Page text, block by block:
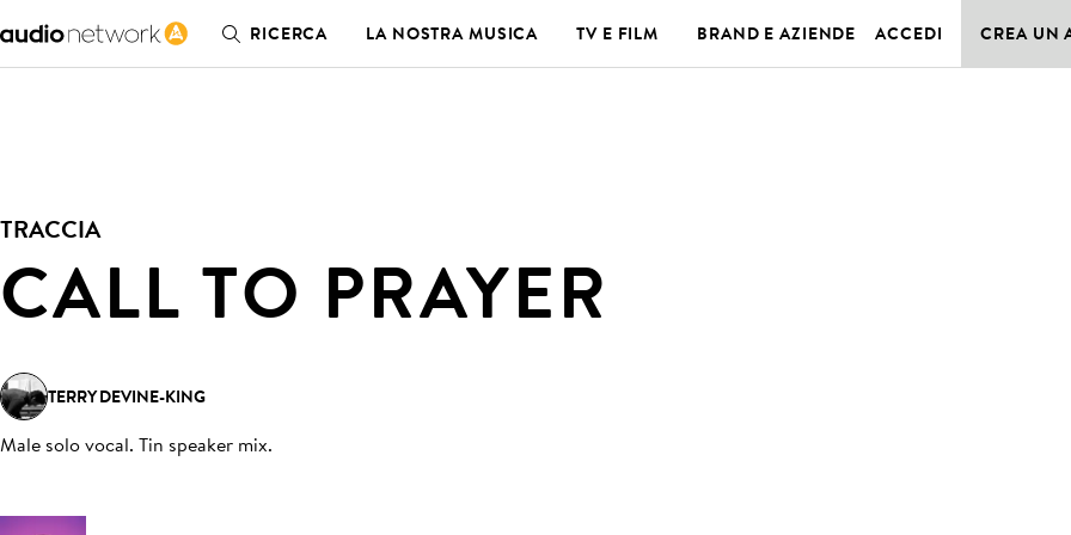
RICERCA LA NOSTRA MUSICA TV E FILM BRAND E AZIENDE ACCEDI CREA UN
TRACCIA
CALL TO PRAYER
TERRY DEVINE-KING
Male solo vocal. Tin speaker mix.